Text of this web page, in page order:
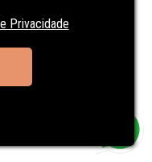
Privacidade